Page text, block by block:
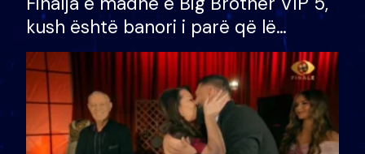
kush është banori i parë që lë
shtëpinë dhe humb mundësinë për
të fituar çmimin e madh